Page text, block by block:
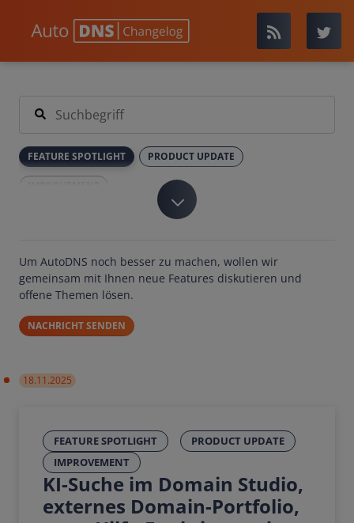
18.11.2025
FEATURE SPOTLIGHT
PRODUCT UPDATE
IMPROVEMENT
KI-Suche im Domain Studio,
externes Domain-Portfolio,
FEATURE SPOTLIGHT PRODUCT UPDATE
Um AutoDNS noch besser zu machen, wollen wir
gemeinsam mit Ihnen neue Features diskutieren und
offene Themen lösen.
NACHRICHT SENDEN